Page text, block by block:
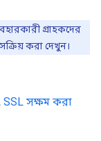
গ্রাহকদের
সক্রিয় করা দেখুন।
SSL সক্ষম করা